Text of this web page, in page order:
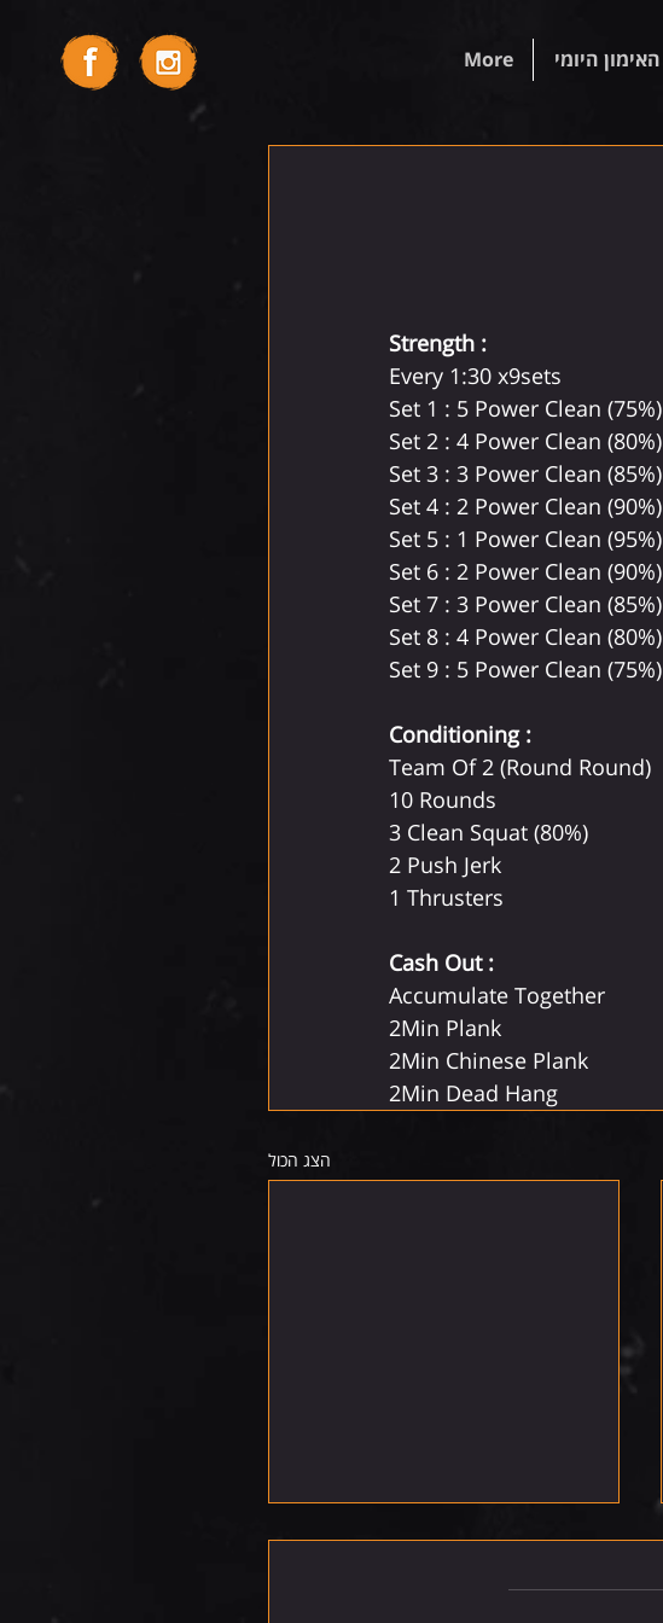
האימון היומי More
Strength :
Every 1:30 x9sets
Set 1 : 5 Power Clean (75%)
Set 2 : 4 Power Clean (80%)
Set 3 : 3 Power Clean (85%)
Set 4 : 2 Power Clean (90%)
Set 5 : 1 Power Clean (95%)
Set 6 : 2 Power Clean (90%)
Set 7 : 3 Power Clean (85%)
Set 8 : 4 Power Clean (80%)
Set 9 : 5 Power Clean (75%)
Conditioning :
Team Of 2 (Round Round)
10 Rounds
3 Clean Squat (80%)
2 Push Jerk
1 Thrusters
Cash Out :
Accumulate Together
2Min Plank
2Min Chinese Plank
2Min Dead Hang
הצג הכול